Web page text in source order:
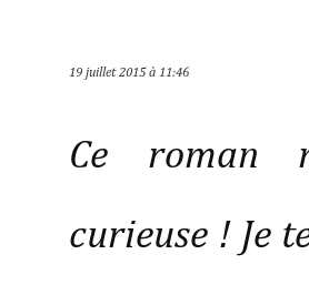
19 juillet 2015 à 11:46
Ce roman
curieuse ! Je